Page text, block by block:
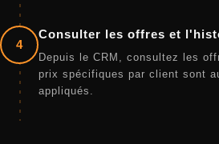
4
Consulter les offres et
Depuis le CRM, consultez les
prix spécifiques par client sont
appliqués.